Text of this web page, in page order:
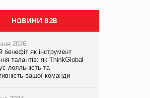
НОВИНИ B2B
2026
бенефіт як інструмент
талантів: як ThinkGlobal
лояльність та
вашої команди